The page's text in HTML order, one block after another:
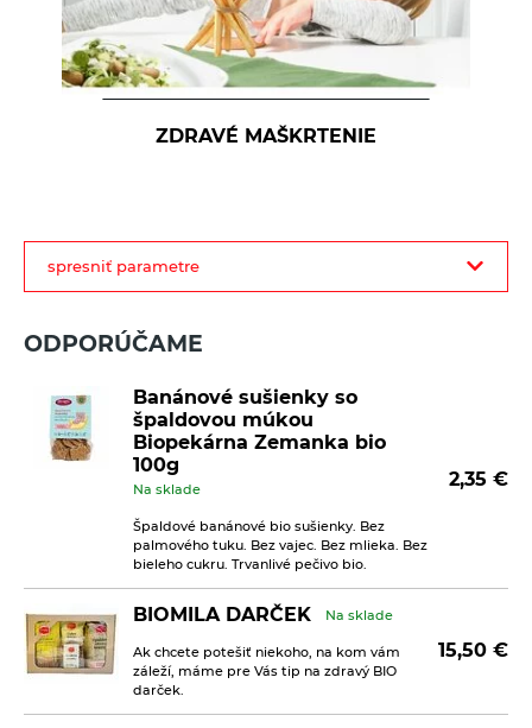
ZDRAVÉ MAŠKRTENIE
filter
produktov
spresniť parametre
ODPORÚČAME
Banánové sušienky so
špaldovou múkou
Biopekárna Zemanka bio
100g
Na sklade
Špaldové banánové bio sušienky. Bez
palmového tuku. Bez vajec. Bez mlieka. Bez
bieleho cukru. Trvanlivé pečivo bio.
2,35 €
BIOMILA DARČEK Na sklade
Ak chcete potešiť niekoho, na kom vám
záleží, máme pre Vás tip na zdravý BIO
darček.
15,50 €